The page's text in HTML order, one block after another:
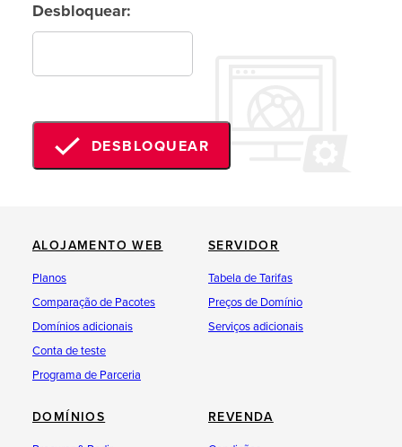
Desbloquear:
DESBLOQUEAR
ALOJAMENTO WEB
Planos
Comparação de Pacotes
Domínios adicionais
Conta de teste
Programa de Parceria
SERVIDOR
Tabela de Tarifas
Preços de Domínio
Serviços adicionais
DOMÍNIOS REVENDA